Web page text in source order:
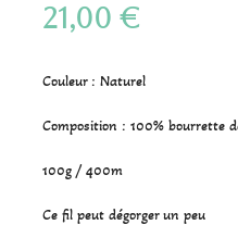
21,00 €
Couleur : Naturel
Composition : 100% bourrette
100g / 400m
Ce fil peut dégorger un peu